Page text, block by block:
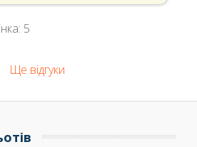
5
Ще відгуки